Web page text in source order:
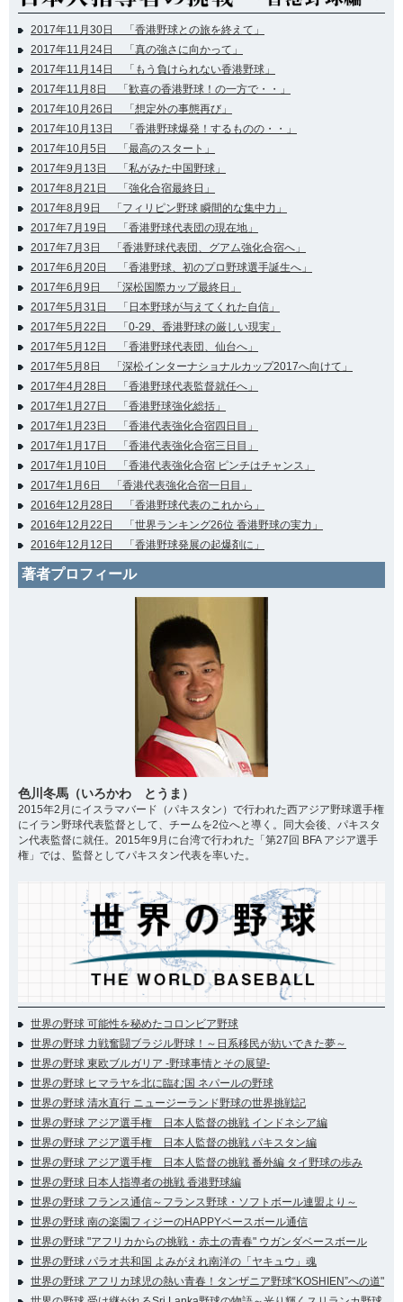
2017年11月30日 「香港野球との旅を終えて」
2017年11月24日 「真の強さに向かって」
2017年11月14日 「もう負けられない香港野球」
2017年11月8日 「歓喜の香港野球！の一方で・・」
2017年10月26日 「想定外の事態再び」
2017年10月13日 「香港野球爆発！するものの・・」
2017年10月5日 「最高のスタート」
2017年9月13日 「私がみた中国野球」
2017年8月21日 「強化合宿最終日」
2017年8月9日 「フィリピン野球 瞬間的な集中力」
2017年7月19日 「香港野球代表団の現在地」
2017年7月3日 「香港野球代表団、グアム強化合宿へ」
2017年6月20日 「香港野球、初のプロ野球選手誕生へ」
2017年6月9日 「深松国際カップ最終日」
2017年5月31日 「日本野球が与えてくれた自信」
2017年5月22日 「0-29、香港野球の厳しい現実」
2017年5月12日 「香港野球代表団、仙台へ」
2017年5月8日 「深松インターナショナルカップ2017へ向けて」
2017年4月28日 「香港野球代表監督就任へ」
2017年1月27日 「香港野球強化総括」
2017年1月23日 「香港代表強化合宿四日目」
2017年1月17日 「香港代表強化合宿三日目」
2017年1月10日 「香港代表強化合宿 ピンチはチャンス」
2017年1月6日 「香港代表強化合宿一日目」
2016年12月28日 「香港野球代表のこれから」
2016年12月22日 「世界ランキング26位 香港野球の実力」
2016年12月12日 「香港野球発展の起爆剤に」
著者プロフィール
色川冬馬（いろかわ とうま）
2015年2月にイスラマバード（パキスタン）で行われた西アジア野球選手権
にイラン野球代表監督として、チームを2位へと導く。同大会後、パキスタ
ン代表監督に就任。2015年9月に台湾で行われた「第27回 BFA アジア選手
権」では、監督としてパキスタン代表を率いた。
世界の野球 可能性を秘めたコロンビア野球
世界の野球 力戦奮闘ブラジル野球！～日系移民が紡いできた夢～
世界の野球 東欧ブルガリア -野球事情とその展望-
世界の野球 ヒマラヤを北に臨む国 ネパールの野球
世界の野球 清水直行 ニュージーランド野球の世界挑戦記
世界の野球 アジア選手権 日本人監督の挑戦 インドネシア編
世界の野球 アジア選手権 日本人監督の挑戦 パキスタン編
世界の野球 アジア選手権 日本人監督の挑戦 番外編 タイ野球の歩み
世界の野球 日本人指導者の挑戦 香港野球編
世界の野球 フランス通信～フランス野球・ソフトボール連盟より～
世界の野球 南の楽園フィジーのHAPPYベースボール通信
世界の野球 "アフリカからの挑戦・赤土の青春" ウガンダベースボール
世界の野球 パラオ共和国 よみがえれ南洋の「ヤキュウ」魂
世界の野球 アフリカ球児の熱い青春！タンザニア野球“KOSHIEN”への道"